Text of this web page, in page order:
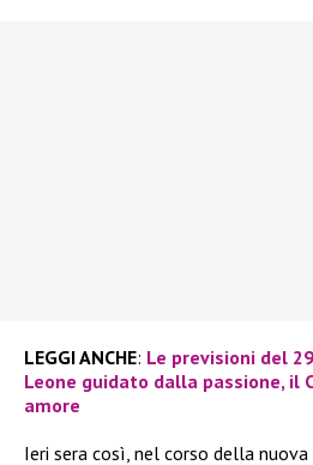
LEGGI ANCHE: Le previsioni del
Leone guidato dalla passione, il
amore
Ieri sera così, nel corso della